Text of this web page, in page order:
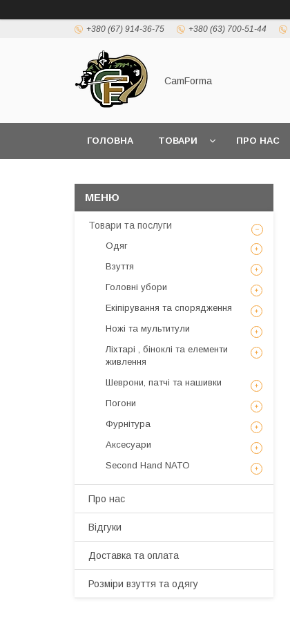
+380 (67) 914-36-75 +380 (63) 700-51-44
CamForma
ГОЛОВНА ТОВАРИ ПРО НАС
Товари та послуги
Одяг
Взуття
Головні убори
Екіпірування та спорядження
Ножі та мультитули
Ліхтарі , біноклі та елементи
живлення
Шеврони, патчі та нашивки
Погони
Фурнітура
Аксесуари
Second Hand NATO
Про нас
Відгуки
Доставка та оплата
Розміри взуття та одягу